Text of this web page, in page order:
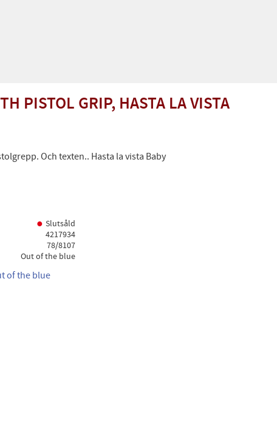
PISTOL GRIP, HASTA LA VISTA
Och texten.. Hasta la vista Baby
Slutsåld
4217934
78/8107
Out of the blue
of the blue